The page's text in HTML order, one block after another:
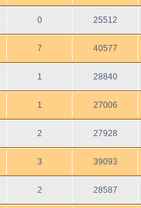
0 25512
7 40577
1 28840
1 27006
2 27928
3 39093
2 28587